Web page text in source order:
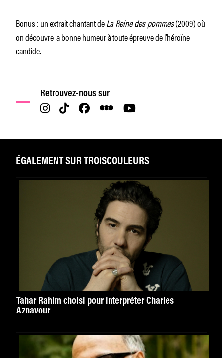
Bonus : un extrait chantant deLa Reine des pommes(2009) où
on découvre la bonne humeur à toute épreuve de l’héroïne
candide.
Retrouvez-nous sur
ÉGALEMENT SUR TROISCOULEURS
Tahar Rahim choisi pour interpréter Charles
Aznavour